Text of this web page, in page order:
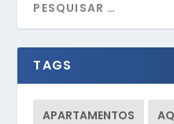
TAGS
APARTAMENTOS